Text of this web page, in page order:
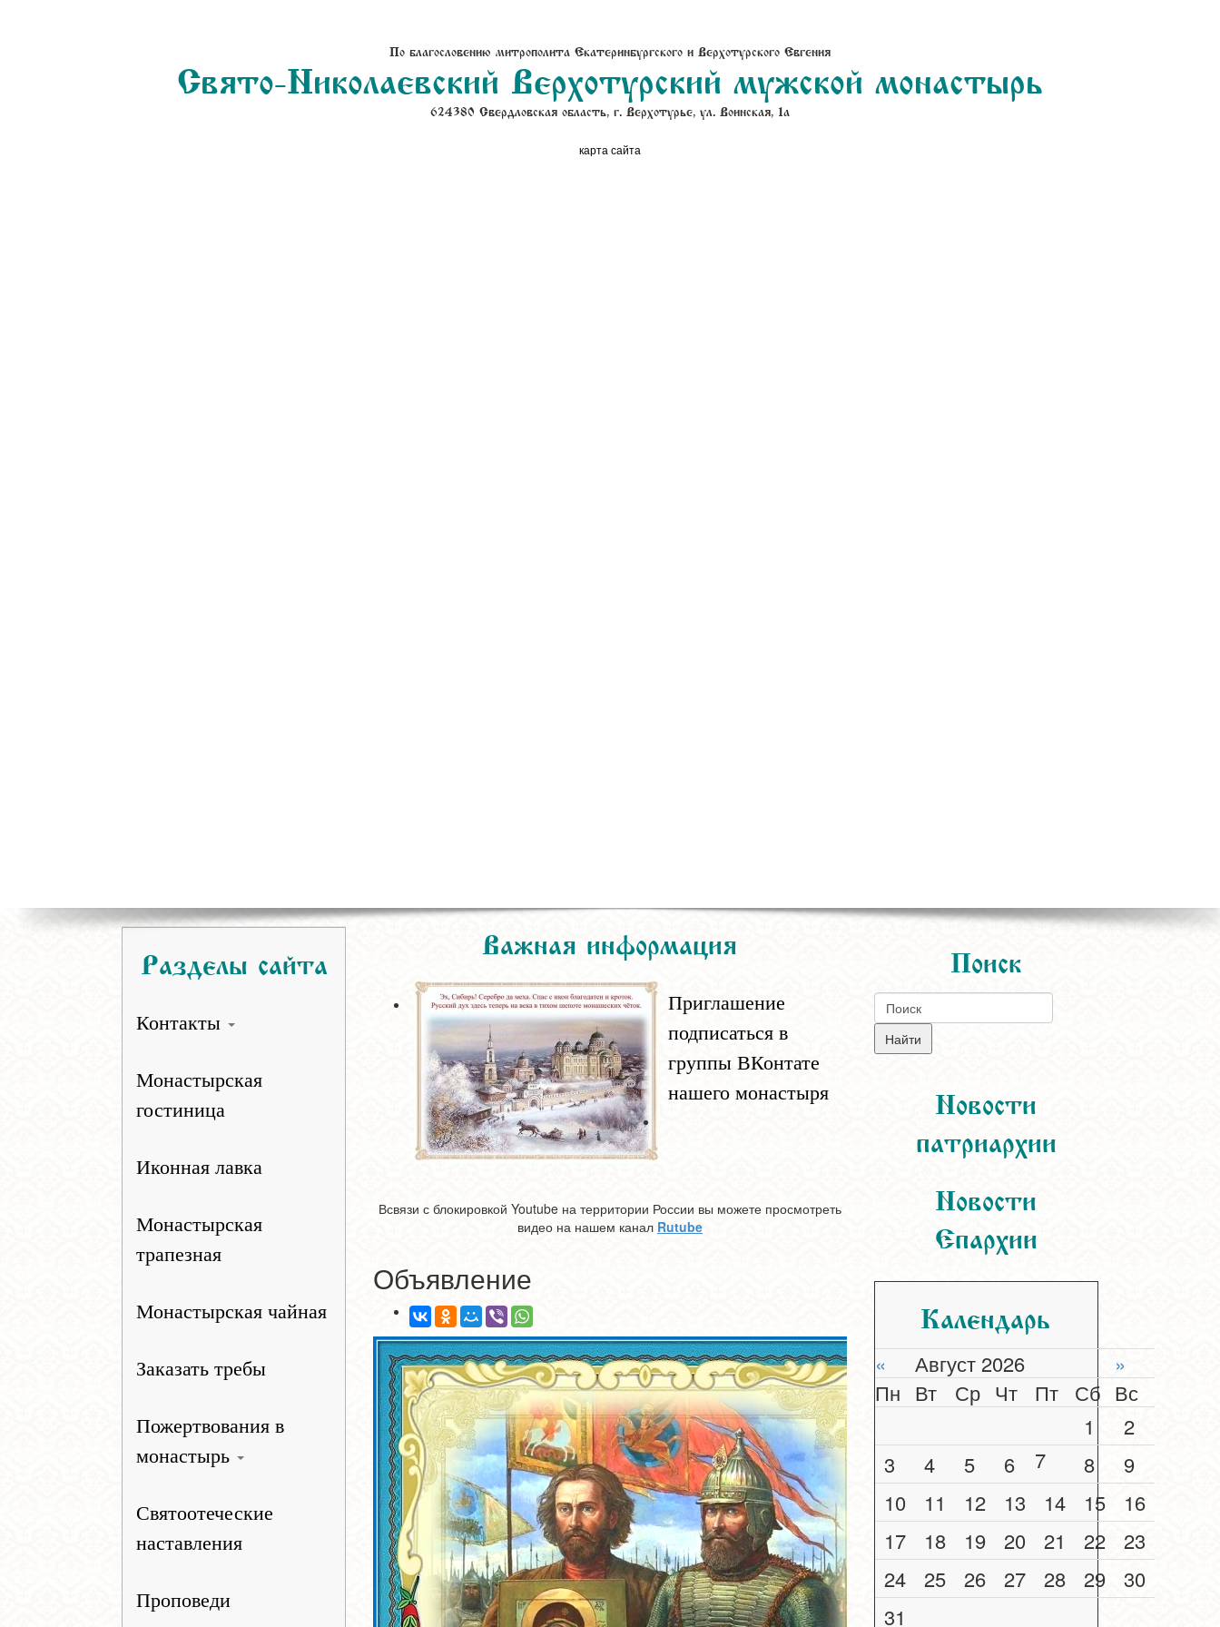
По благословению митрополита Екатеринбургского и Верхотурского Евгения
Свято-Николаевский Верхотурский мужской монастырь
624380 Свердловская область, г. Верхотурье, ул. Воинская, 1а
карта сайта
Важная информация
Приглашение
подписаться в
группы ВКонтате
нашего монастыря
Всвязи с блокировкой Youtube на территории России вы можете просмотреть
видео на нашем канал Rutube
Объявление
Разделы сайта
Контакты
Монастырская
гостиница
Иконная лавка
Монастырская
трапезная
Монастырская чайная
Заказать требы
Пожертвования в
монастырь
Святоотеческие
наставления
Проповеди
Поиск
Новости
патриархии
Новости
Епархии
Календарь
« Август 2026
»
Пн Вт Ср Чт Пт Сб Вс
1
2
3
4 5 6 7 8
9
10
11 12 13 14 15
16
17
18 19 20 21 22
23
24
25 26 27 28 29
30
31